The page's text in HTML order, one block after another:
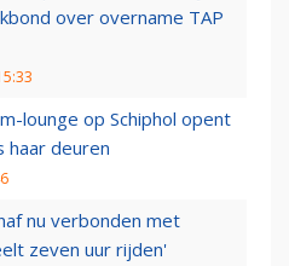
over overname TAP
lounge op Schiphol opent
haar deuren
nu verbonden met
zeven uur rijden'